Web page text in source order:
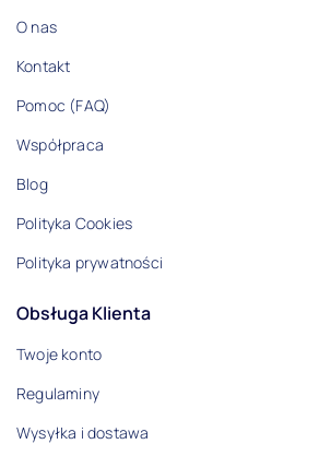
O nas
Kontakt
Pomoc (FAQ)
Współpraca
Blog
Polityka Cookies
Polityka prywatności
Obsługa Klienta
Twoje konto
Regulaminy
Wysyłka i dostawa